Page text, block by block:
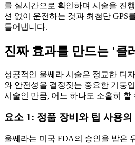
를 실시간으로 확인하며 시술을 진
션 없이 운전하는 것과 최첨단 GPS
들어냅니다.
진짜 효과를 만드는 '클
성공적인 울쎄라 시술은 정교한 디
와 안전성을 결정짓는 중요한 기둥
시술인 만큼, 어느 하나도 소홀히 할
요소 1: 정품 장비와 팁 사용의
울쎄라는 미국 FDA의 승인을 받은